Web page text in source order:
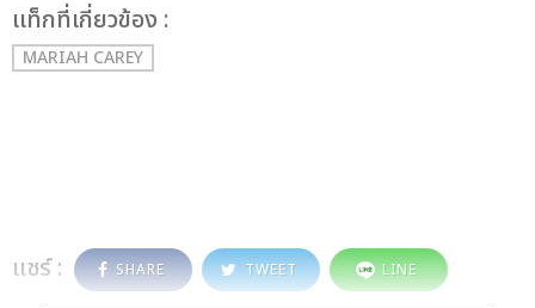
เเท็กที่เกี่ยวข้อง :
MARIAH CAREY
แชร์ : SHARE TWEET LINE